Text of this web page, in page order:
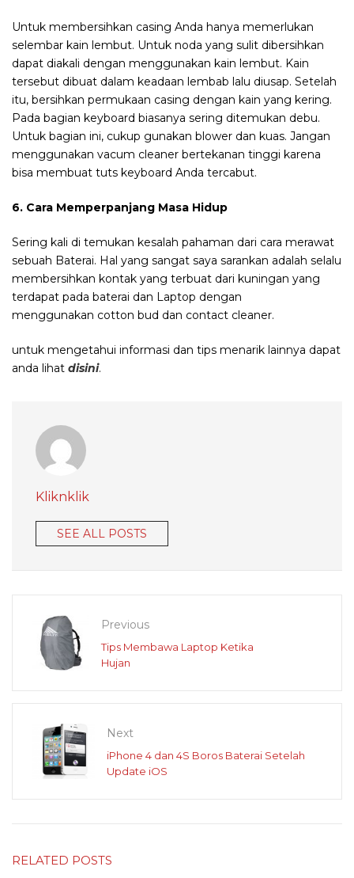
Untuk membersihkan casing Anda hanya memerlukan
selembar kain lembut. Untuk noda yang sulit dibersihkan
dapat diakali dengan menggunakan kain lembut. Kain
tersebut dibuat dalam keadaan lembab lalu diusap. Setelah
itu, bersihkan permukaan casing dengan kain yang kering.
Pada bagian keyboard biasanya sering ditemukan debu.
Untuk bagian ini, cukup gunakan blower dan kuas. Jangan
menggunakan vacum cleaner bertekanan tinggi karena
bisa membuat tuts keyboard Anda tercabut.
6. Cara Memperpanjang Masa Hidup
Sering kali di temukan kesalah pahaman dari cara merawat
sebuah Baterai. Hal yang sangat saya sarankan adalah selalu
membersihkan kontak yang terbuat dari kuningan yang
terdapat pada baterai dan Laptop dengan
menggunakan cotton bud dan contact cleaner.
untuk mengetahui informasi dan tips menarik lainnya dapat
anda lihat disini.
Kliknklik
SEE ALL POSTS
Previous
Tips Membawa Laptop Ketika
Hujan
Next
iPhone 4 dan 4S Boros Baterai Setelah
Update iOS
RELATED POSTS